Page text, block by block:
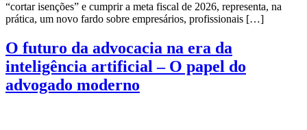
“cortar isenções” e cumprir a meta fiscal de 2026, representa, na
prática, um novo fardo sobre empresários, profissionais […]
O futuro da advocacia na era da
inteligência artificial – O papel do
advogado moderno